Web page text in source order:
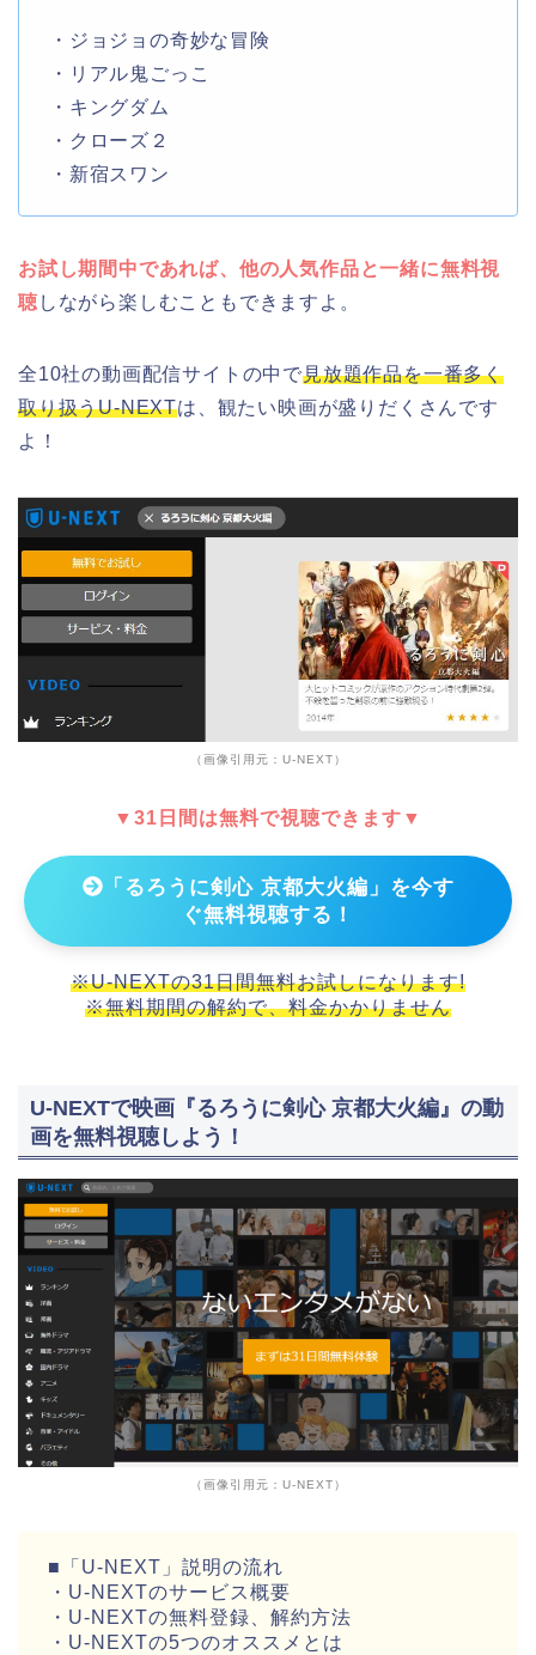
・ジョジョの奇妙な冒険
・リアル鬼ごっこ
・キングダム
・クローズ２
・新宿スワン
お試し期間中であれば、他の人気作品と一緒に無料視
聴 しながら楽しむこともできますよ。
全10社の動画配信サイトの中で見放題作品を一番多く
取り扱うU-NEXTは、観たい映画が盛りだくさんです
よ！
（画像引用元：U-NEXT）
▼31日間は無料で視聴できます▼
「るろうに剣心 京都大火編」を今す
ぐ無料視聴する！
※U-NEXTの31日間無料お試しになります!
※無料期間の解約で、料金かかりません
U-NEXTで映画『るろうに剣心 京都大火編』の動
画を無料視聴しよう！
（画像引用元：U-NEXT）
■「U-NEXT」説明の流れ
・U-NEXTのサービス概要
・U-NEXTの無料登録、解約方法
・U-NEXTの5つのオススメとは